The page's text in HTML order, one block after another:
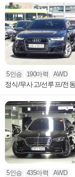
5인승 190마력 AWD
정식/무사고/선루프/전
5인승 435마력 AWD